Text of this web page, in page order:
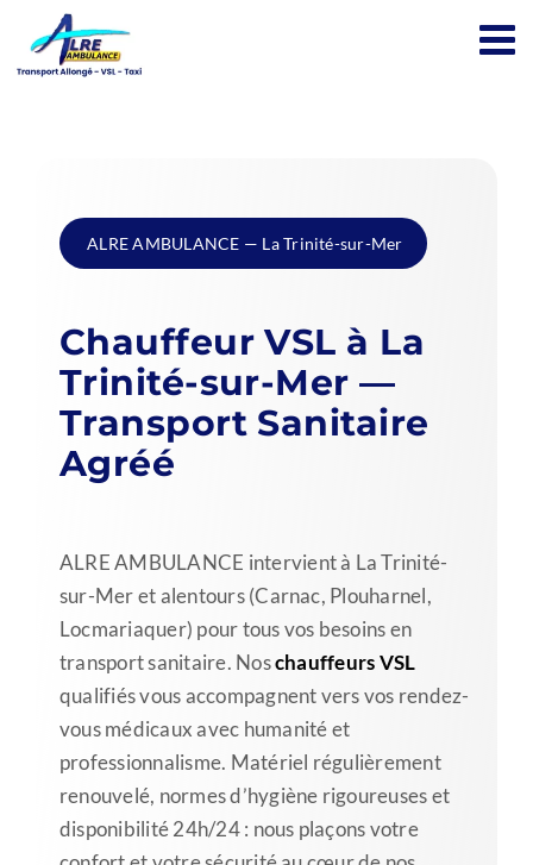
contenu
ALRE AMBULANCE — La Trinité-sur-Mer
Chauffeur VSL à La
Trinité-sur-Mer —
Transport Sanitaire
Agréé
ALRE AMBULANCE intervient à La Trinité-
sur-Mer et alentours (Carnac, Plouharnel,
Locmariaquer) pour tous vos besoins en
transport sanitaire. Noschauffeurs VSL
qualifiés vous accompagnent vers vos rendez-
vous médicaux avec humanité et
professionnalisme. Matériel régulièrement
renouvelé, normes d’hygiène rigoureuses et
disponibilité 24h/24 : nous plaçons votre